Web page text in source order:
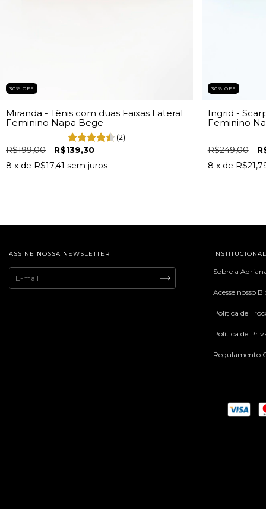
30% OFF
Miranda - Tênis com duas Faixas Lateral
Feminino Napa Bege
(2)
R$199,00
R$139,30
8 x de R$17,41 sem juros
30% OFF
Ingrid -
Feminino
R$249,00
8 x de
ASSINE NOSSA NEWSLETTER
Sobre a
Acesse nosso
Política de
Política de
Regulamento